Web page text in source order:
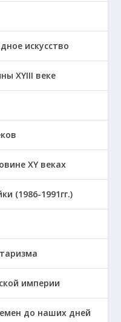
искусство
ХҮІІІ веке
ХҮ веках
(1986-1991гг.)
империи
до наших дней